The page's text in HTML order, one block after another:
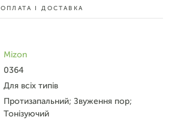
ОПЛАТА І ДОСТАВКА
Mizon
0364
Для всіх типів
Протизапальний; Звуження пор;
Тонізуючий